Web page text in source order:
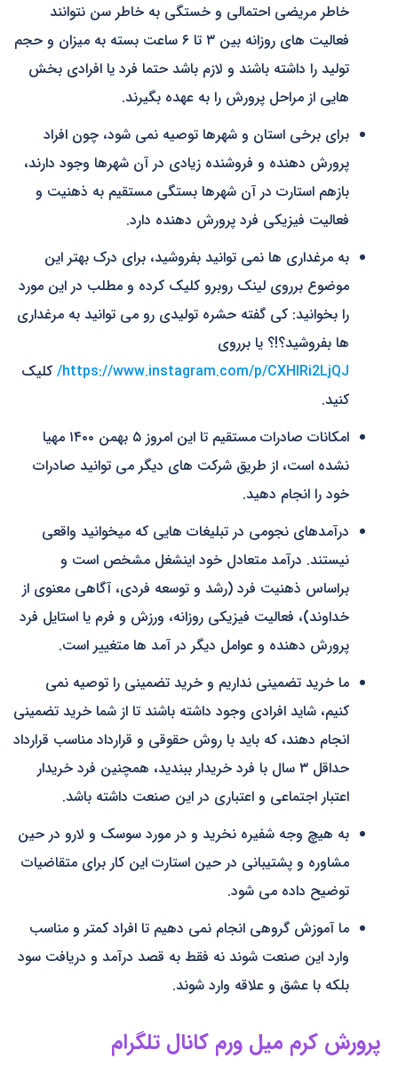
خاطر مریضی احتمالی و خستگی به خاطر سن نتوانند
فعالیت های روزانه بین ۳ تا ۶ ساعت بسته به میزان و حجم
تولید را داشته باشند و لازم باشد حتما فرد یا افرادی بخش
هایی از مراحل پرورش را به عهده بگیرند.
برای برخی استان و شهرها توصیه نمی شود، چون افراد
پرورش دهنده و فروشنده زیادی در آن شهرها وجود دارند،
بازهم استارت در آن شهرها بستگی مستقیم به ذهنیت و
فعالیت فیزیکی فرد پرورش دهنده دارد.
به مرغداری ها نمی توانید بفروشید، برای درک بهتر این
موضوع برروی لینک روبرو کلیک کرده و مطلب در این مورد
را بخوانید: کی گفته حشره تولیدی رو می توانید به مرغداری
ها بفروشید؟!؟ یا برروی
https://www.instagram.com/p/CXHIRi2LjQJ/ کلیک
کنید.
امکانات صادرات مستقیم تا این امروز ۵ بهمن ۱۴۰۰ مهیا
نشده است، از طریق شرکت های دیگر می توانید صادرات
خود را انجام دهید.
درآمدهای نجومی در تبلیغات هایی که میخوانید واقعی
نیستند. درآمد متعادل خود اینشغل مشخص است و
براساس ذهنیت فرد (رشد و توسعه فردی، آگاهی معنوی از
خداوند)، فعالیت فیزیکی روزانه، ورزش و فرم یا استایل فرد
پرورش دهنده و عوامل دیگر در آمد ها متغییر است.
ما خرید تضمینی نداریم و خرید تضمینی را توصیه نمی
کنیم، شاید افرادی وجود داشته باشند تا از شما خرید تضمینی
انجام دهند، که باید با روش حقوقی و قرارداد مناسب قرارداد
حداقل ۳ سال با فرد خریدار ببندید، همچنین فرد خریدار
اعتبار اجتماعی و اعتباری در این صنعت داشته باشد.
به هیچ وجه شفیره نخرید و در مورد سوسک و لارو در حین
مشاوره و پشتیبانی در حین استارت این کار برای متقاضیات
توضیح داده می شود.
ما آموزش گروهی انجام نمی دهیم تا افراد کمتر و مناسب
وارد این صنعت شوند نه فقط به قصد درآمد و دریافت سود
بلکه با عشق و علاقه وارد شوند.
پرورش کرم میل ورم کانال تلگرام